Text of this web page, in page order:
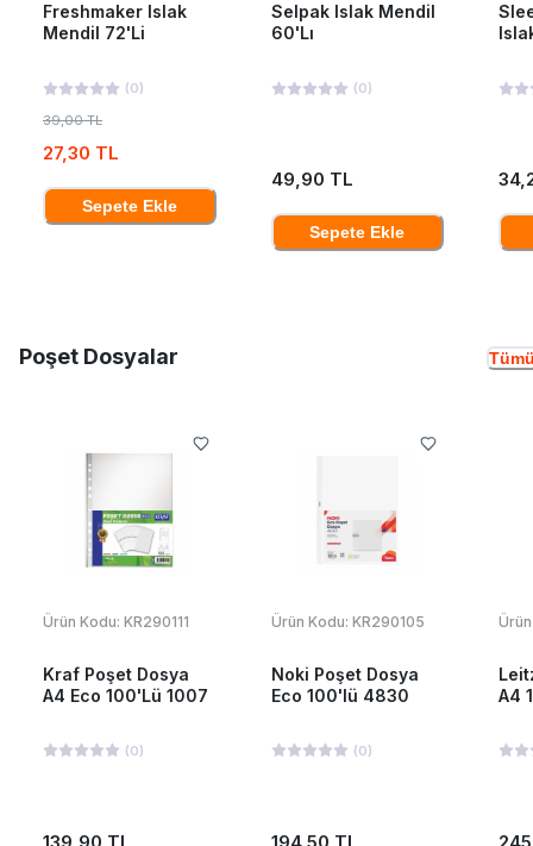
Freshmaker Islak
Mendil 72'Li
(0)
39,00 TL
27,30 TL
Sepete Ekle
Selpak Islak Mendil
60'Lı
(0)
49,90 TL
Sepete Ekle
Poşet Dosyalar
Ürün Kodu: KR290111
Kraf Poşet Dosya
A4 Eco 100'Lü 1007
(0)
Ürün Kodu: KR290105
Noki Poşet Dosya
Eco 100'lü 4830
(0)
A4